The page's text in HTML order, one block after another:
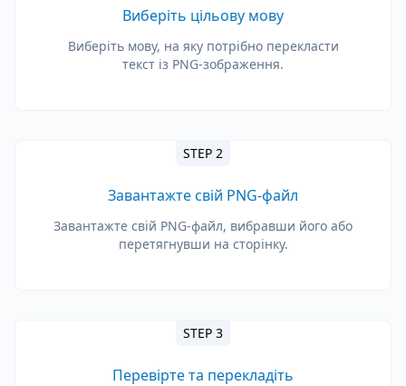
Виберіть цільову мову
Виберіть мову, на яку потрібно перекласти
текст із PNG-зображення.
STEP 2
Завантажте свій PNG-файл
Завантажте свій PNG-файл, вибравши його або
перетягнувши на сторінку.
STEP 3
Перевірте та перекладіть